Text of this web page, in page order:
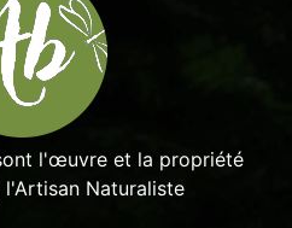
l'œuvre et la propriété
l'Artisan Naturaliste